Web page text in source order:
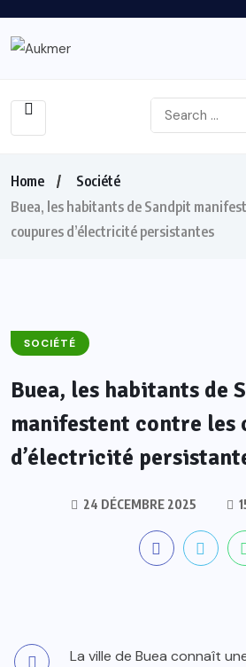
Home
Société
Buea, les habitants de Sandpit
coupures d’électricité persistantes
SOCIÉTÉ
Buea, les habitants de
manifestent contre les
d’électricité
24 DÉCEMBRE 2025
La ville de Buea connaît